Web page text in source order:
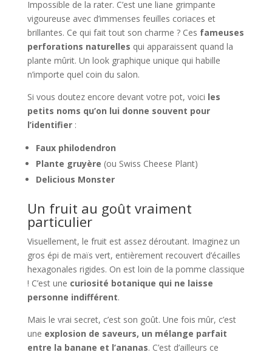
Impossible de la rater. C’est une liane grimpante
vigoureuse avec d’immenses feuilles coriaces et
brillantes. Ce qui fait tout son charme ? Ces fameuses
perforations naturelles qui apparaissent quand la
plante mûrit. Un look graphique unique qui habille
n’importe quel coin du salon.
Si vous doutez encore devant votre pot, voici les
petits noms qu’on lui donne souvent pour
l’identifier:
Faux philodendron
Plante gruyère (ou Swiss Cheese Plant)
Delicious Monster
Un fruit au goût vraiment
particulier
Visuellement, le fruit est assez déroutant. Imaginez un
gros épi de maïs vert, entièrement recouvert d’écailles
hexagonales rigides. On est loin de la pomme classique
! C’est une curiosité botanique qui ne laisse
personne indifférent.
Mais le vrai secret, c’est son goût. Une fois mûr, c’est
une explosion de saveurs, un mélange parfait
entre la banane et l’ananas. C’est d’ailleurs ce